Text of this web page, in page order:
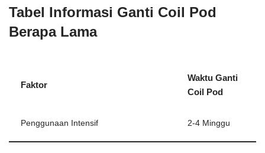
Tabel Informasi Ganti Coil Pod
Berapa Lama
Faktor
Waktu Ganti
Coil Pod
Penggunaan Intensif 2-4 Minggu